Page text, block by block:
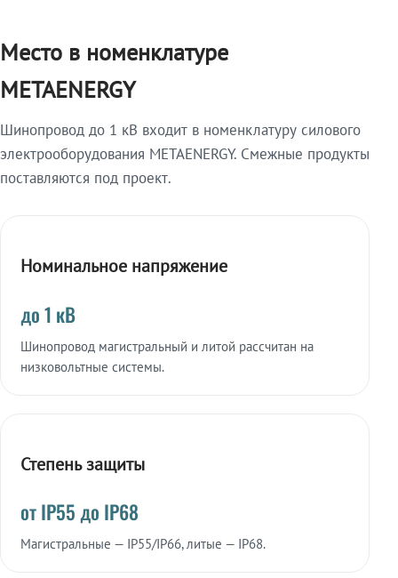
Место в номенклатуре
METAENERGY
Шинопровод до 1 кВ входит в номенклатуру силового
электрооборудования METAENERGY. Смежные продукты
поставляются под проект.
Номинальное напряжение
до 1 кВ
Шинопровод магистральный и литой рассчитан на
низковольтные системы.
Степень защиты
от IP55 до IP68
Магистральные — IP55/IP66, литые — IP68.